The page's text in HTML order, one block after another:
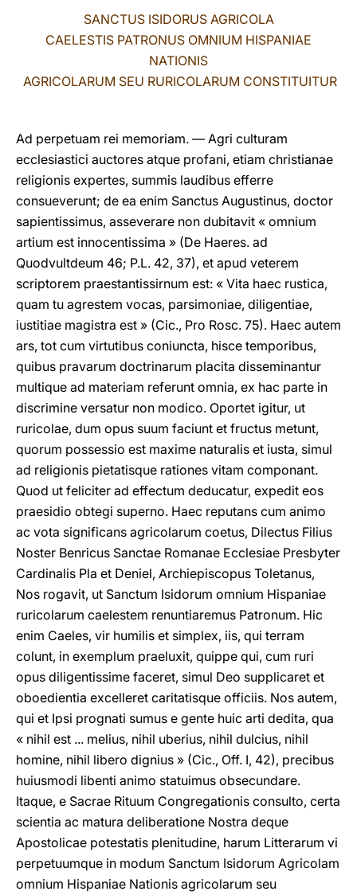
SANCTUS ISIDORUS AGRICOLA
CAELESTIS PATRONUS OMNIUM HISPANIAE
NATIONIS
AGRICOLARUM SEU RURICOLARUM CONSTITUITUR
Ad perpetuam rei memoriam. — Agri culturam
ecclesiastici auctores atque profani, etiam christianae
religionis expertes, summis laudibus efferre
consueverunt; de ea enim Sanctus Augustinus, doctor
sapientissimus, asseverare non dubitavit « omnium
artium est innocentissima » (De Haeres. ad
Quodvultdeum 46; P.L. 42, 37), et apud veterem
scriptorem praestantissirnum est: « Vita haec rustica,
quam tu agrestem vocas, parsimoniae, diligentiae,
iustitiae magistra est » (Cic., Pro Rosc. 75). Haec autem
ars, tot cum virtutibus coniuncta, hisce temporibus,
quibus pravarum doctrinarum placita disseminantur
multique ad materiam referunt omnia, ex hac parte in
discrimine versatur non modico. Oportet igitur, ut
ruricolae, dum opus suum faciunt et fructus metunt,
quorum possessio est maxime naturalis et iusta, simul
ad religionis pietatisque rationes vitam componant.
Quod ut feliciter ad effectum deducatur, expedit eos
praesidio obtegi superno. Haec reputans cum animo
ac vota significans agricolarum coetus, Dilectus Filius
Noster Benricus Sanctae Romanae Ecclesiae Presbyter
Cardinalis Pla et Deniel, Archiepiscopus Toletanus,
Nos rogavit, ut Sanctum Isidorum omnium Hispaniae
ruricolarum caelestem renuntiaremus Patronum. Hic
enim Caeles, vir humilis et simplex, iis, qui terram
colunt, in exemplum praeluxit, quippe qui, cum ruri
opus diligentissime faceret, simul Deo supplicaret et
oboedientia excelleret caritatisque officiis. Nos autem,
qui et Ipsi prognati sumus e gente huic arti dedita, qua
« nihil est ... melius, nihil uberius, nihil dulcius, nihil
homine, nihil libero dignius » (Cic., Off. I, 42), precibus
huiusmodi libenti animo statuimus obsecundare.
Itaque, e Sacrae Rituum Congregationis consulto, certa
scientia ac matura deliberatione Nostra deque
Apostolicae potestatis plenitudine, harum Litterarum vi
perpetuumque in modum Sanctum Isidorum Agricolam
omnium Hispaniae Nationis agricolarum seu